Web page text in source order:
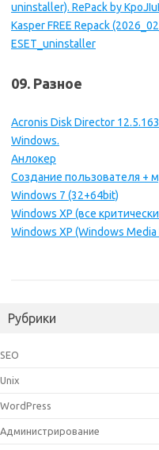
uninstaller). RePack by
Kasper FREE Repack
ESET_uninstaller
09. Разное
Acronis Disk Director
Windows.
Анлокер
Создание пользователя +
Windows 7 (32+64bit)
Windows XP (все
Windows XP (Windows Media
Рубрики
SEO
Unix
WordPress
Администрирование